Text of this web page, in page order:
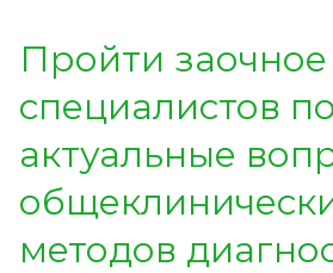
Пройти
специалистов
актуальные
методов